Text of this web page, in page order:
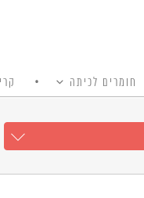
חומרים לכיתה